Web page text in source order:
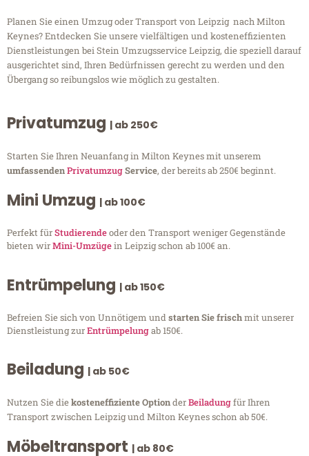
Planen Sie einen Umzug oder Transport von Leipzig nach Milton
Keynes? Entdecken Sie unsere vielfältigen und kosteneffizienten
Dienstleistungen bei Stein Umzugsservice Leipzig, die speziell darauf
ausgerichtet sind, Ihren Bedürfnissen gerecht zu werden und den
Übergang so reibungslos wie möglich zu gestalten.
Privatumzug | ab 250€
Starten Sie Ihren Neuanfang in Milton Keynes mit unserem
umfassendenPrivatumzugService, der bereits ab 250€ beginnt.
Mini Umzug | ab 100€
Perfekt fürStudierendeoder den Transport weniger Gegenstände
bieten wirMini-Umzügein Leipzig schon ab 100€ an.
Entrümpelung | ab 150€
Befreien Sie sich von Unnötigem undstarten Sie frischmit unserer
Dienstleistung zurEntrümpelungab 150€.
Beiladung | ab 50€
Nutzen Sie diekosteneffiziente OptionderBeiladungfür Ihren
Transport zwischen Leipzig und Milton Keynes schon ab 50€.
Möbeltransport | ab 80€